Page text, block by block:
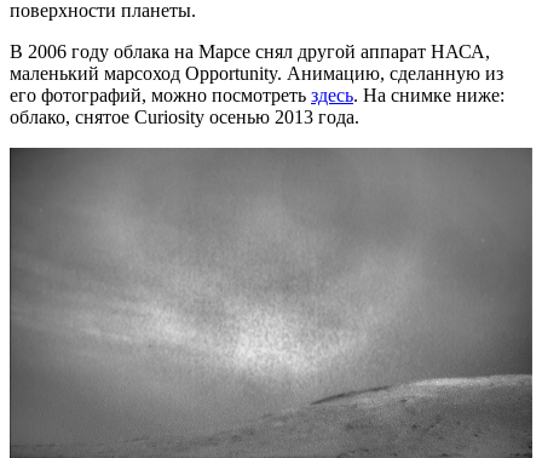
поверхности планеты.
В 2006 году облака на Марсе снял другой аппарат НАСА,
маленький марсоход Opportunity. Анимацию, сделанную из
его фотографий, можно посмотреть здесь. На снимке ниже:
облако, снятое Curiosity осенью 2013 года.